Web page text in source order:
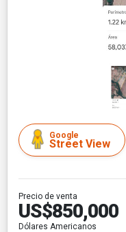
Google
Street View
Precio de venta
US$850,000
Dólares Americanos